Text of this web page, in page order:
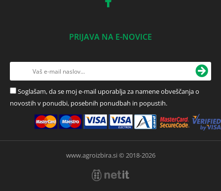
PRIJAVA NA E-NOVICE
Soglašam, da se moj e-mail uporablja za namene obveščanja o
novostih v ponudbi, posebnih ponudbah in popustih.
www.agroizbira.si © 2018-2026